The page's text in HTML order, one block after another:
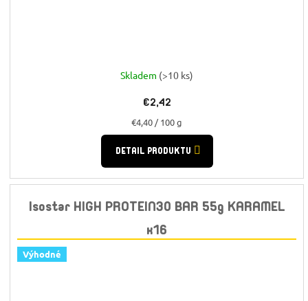
Skladem (>10 ks)
€2,42
Jednotková
cena:
€4,40 / 100 g
DETAIL PRODUKTU
Isostar HIGH PROTEIN30 BAR 55g KARAMEL
x16
Výhodné